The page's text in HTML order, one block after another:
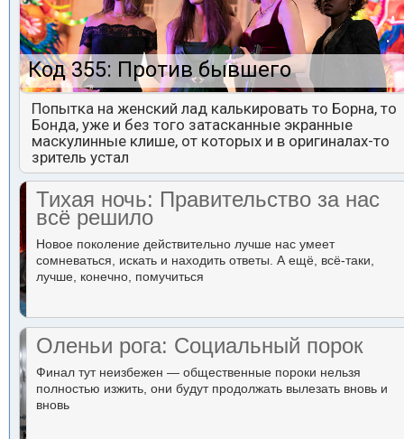
Код 355: Против бывшего
Попытка на женский лад калькировать то Борна, то
Бонда, уже и без того затасканные экранные
маскулинные клише, от которых и в оригиналах-то
зритель устал
Тихая ночь: Правительство за нас
всё решило
Новое поколение действительно лучше нас умеет
сомневаться, искать и находить ответы. А ещё, всё-таки,
лучше, конечно, помучиться
Оленьи рога: Социальный порок
Финал тут неизбежен — общественные пороки нельзя
полностью изжить, они будут продолжать вылезать вновь и
вновь